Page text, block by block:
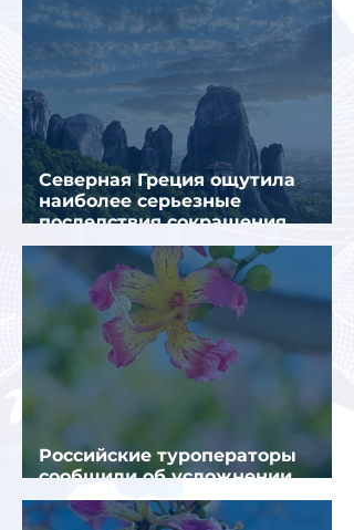
Северная Греция ощутила
наиболее серьезные
последствия сокращения
турпотока из России
Российские туроператоры
сообщили об усложнении
получения виз в Грецию